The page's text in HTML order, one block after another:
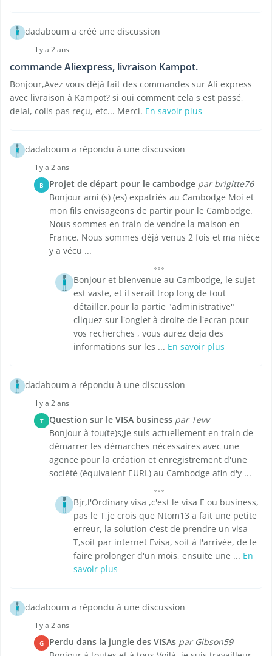
dadaboum a créé une discussion
il y a 2 ans
commande Aliexpress, livraison Kampot.
Bonjour,Avez vous déjà fait des commandes sur Ali express
avec livraison à Kampot? si oui comment cela s est passé,
delai, colis pas reçu, etc... Merci. En savoir plus
dadaboum a répondu à une discussion
il y a 2 ans
B Projet de départ pour le cambodge par brigitte76
Bonjour ami (s) (es) expatriés au Cambodge Moi et
mon fils envisageons de partir pour le Cambodge.
Nous sommes en train de vendre la maison en
France. Nous sommes déjà venus 2 fois et ma nièce
y a vécu ...
Bonjour et bienvenue au Cambodge, le sujet
est vaste, et il serait trop long de tout
détailler,pour la partie "administrative"
cliquez sur l'onglet à droite de l'ecran pour
vos recherches , vous aurez deja des
informations sur les ... En savoir plus
dadaboum a répondu à une discussion
il y a 2 ans
T Question sur le VISA business par Tevv
Bonjour à tou(te)s;Je suis actuellement en train de
démarrer les démarches nécessaires avec une
agence pour la création et enregistrement d'une
société (équivalent EURL) au Cambodge afin d'y ...
Bjr,l'Ordinary visa ,c'est le visa E ou business,
pas le T,je crois que Ntom13 a fait une petite
erreur, la solution c'est de prendre un visa
T,soit par internet Evisa, soit à l'arrivée, de le
faire prolonger d'un mois, ensuite une ... En
savoir plus
dadaboum a répondu à une discussion
il y a 2 ans
G Perdu dans la jungle des VISAs par Gibson59